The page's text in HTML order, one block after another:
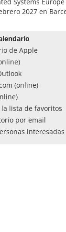
2027 en
de Apple
(online)
lista de favoritos
por email
interesadas